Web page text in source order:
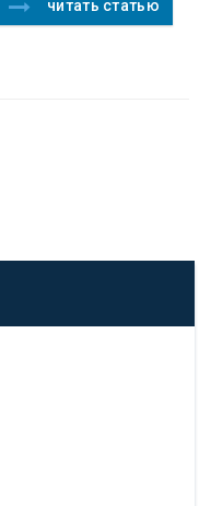
читать статью